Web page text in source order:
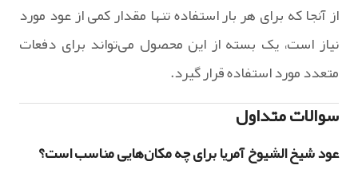
از آنجا که برای هر بار استفاده تنها مقدار کمی از عود مورد
نیاز است، یک بسته از این محصول می‌تواند برای دفعات
متعدد مورد استفاده قرار گیرد.
سوالات متداول
عود شیخ الشیوخ آمریا برای چه مکان‌هایی مناسب است؟